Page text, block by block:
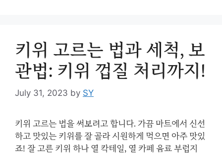
키위 고르는 법과 세척, 보
관법: 키위 껍질 처리까지!
July 31, 2023 by SY
키위 고르는 법을 써보려고 합니다. 가끔 마트에서 신선
하고 맛있는 키위를 잘 골라 시원하게 먹으면 아주 맛있
죠! 잘 고른 키위 하나 열 칵테일, 열 카페 음료 부럽지